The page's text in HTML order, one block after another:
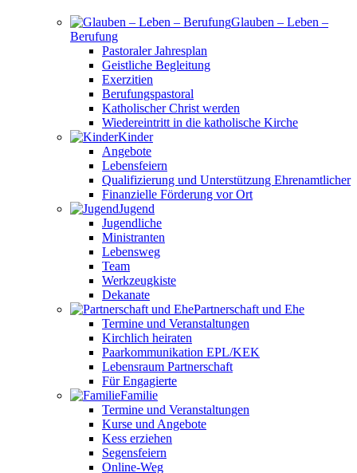
Glauben – Leben –
Berufung
Pastoraler Jahresplan
Geistliche Begleitung
Exerzitien
Berufungspastoral
Katholischer Christ werden
Wiedereintritt in die katholische Kirche
Kinder
Angebote
Lebensfeiern
Qualifizierung und Unterstützung Ehrenamtlicher
Finanzielle Förderung vor Ort
Jugend
Jugendliche
Ministranten
Lebensweg
Team
Werkzeugkiste
Dekanate
Partnerschaft und Ehe
Termine und Veranstaltungen
Kirchlich heiraten
Paarkommunikation EPL/KEK
Lebensraum Partnerschaft
Für Engagierte
Familie
Termine und Veranstaltungen
Kurse und Angebote
Kess erziehen
Segensfeiern
Online-Weg